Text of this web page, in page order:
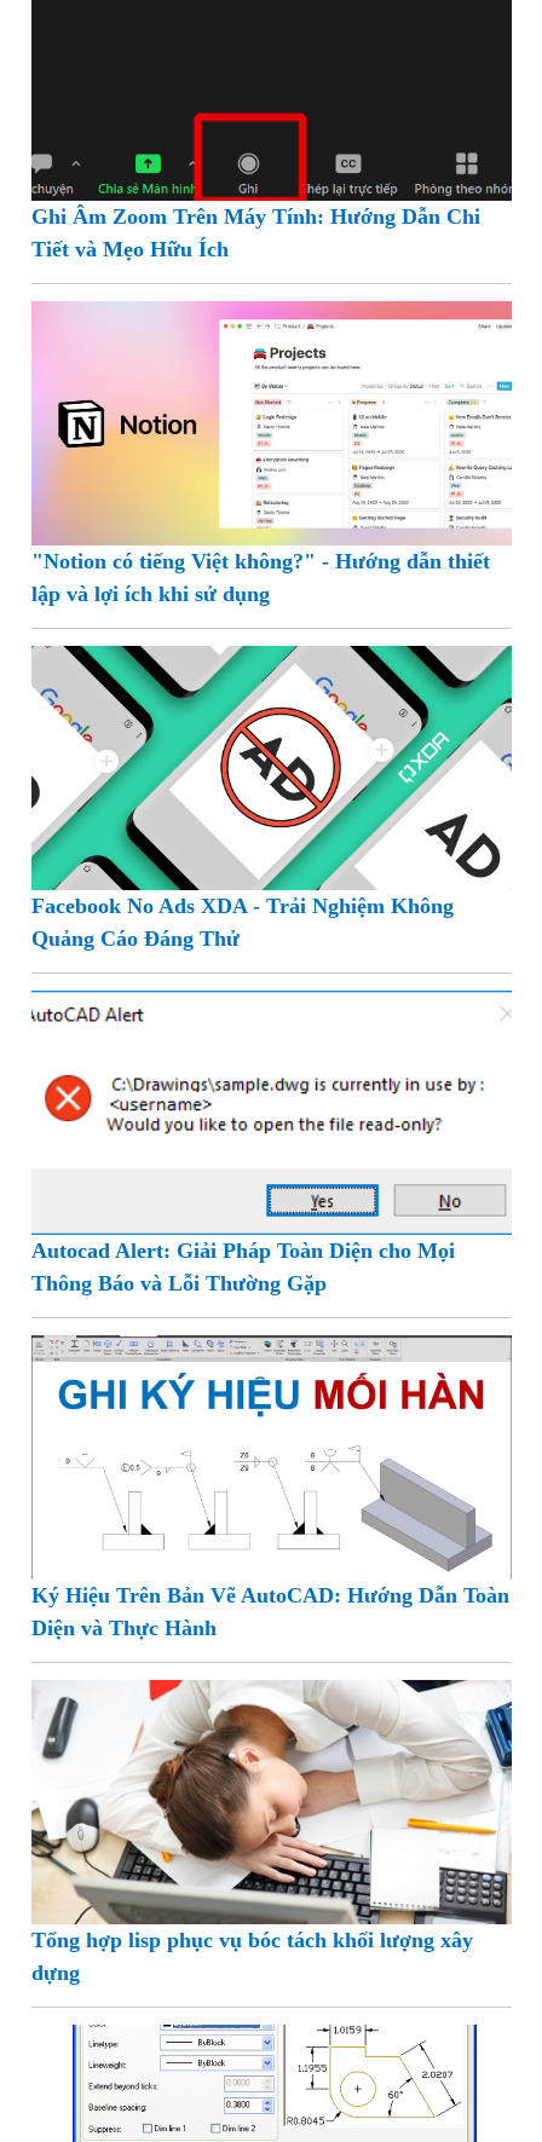
Ghi Âm Zoom Trên Máy Tính: Hướng Dẫn Chi
Tiết và Mẹo Hữu Ích
"Notion có tiếng Việt không?" - Hướng dẫn thiết
lập và lợi ích khi sử dụng
Facebook No Ads XDA - Trải Nghiệm Không
Quảng Cáo Đáng Thử
Autocad Alert: Giải Pháp Toàn Diện cho Mọi
Thông Báo và Lỗi Thường Gặp
Ký Hiệu Trên Bản Vẽ AutoCAD: Hướng Dẫn Toàn
Diện và Thực Hành
Tổng hợp lisp phục vụ bóc tách khối lượng xây
dựng